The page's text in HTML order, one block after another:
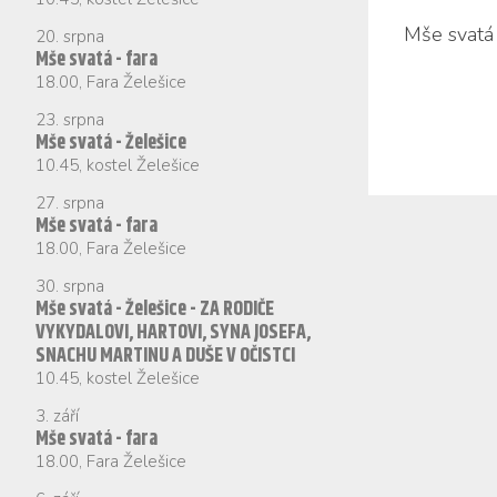
20. srpna
Mše svatá - fara
18.00, Fara Želešice
23. srpna
Mše svatá - Želešice
10.45, kostel Želešice
27. srpna
Mše svatá - fara
18.00, Fara Želešice
30. srpna
Mše svatá - Želešice - ZA RODIČE
VYKYDALOVI, HARTOVI, SYNA JOSEFA,
SNACHU MARTINU A DUŠE V OČISTCI
10.45, kostel Želešice
3. září
Mše svatá - fara
18.00, Fara Želešice
Mše